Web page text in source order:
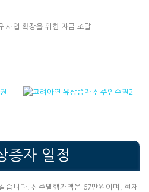
사업 확장을 위한 자금 조달.
증자 일정
습니다. 신주발행가액은 67만원이며, 현재